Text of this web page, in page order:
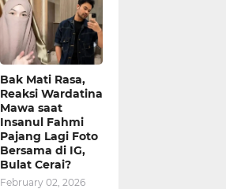
Bak Mati Rasa,
Reaksi Wardatina
Mawa saat
Insanul Fahmi
Pajang Lagi Foto
Bersama di IG,
Bulat Cerai?
February 02, 2026